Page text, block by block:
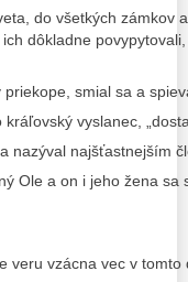
do všetkých zámkov
dôkladne
priekope, smial sa a
kráľovský vyslanec,
nazýval najšťastnejším
Ole a on i jeho žena
veru vzácna vec v